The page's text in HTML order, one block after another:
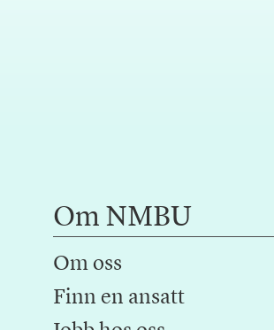
Om NMBU
Om oss
Finn en ansatt